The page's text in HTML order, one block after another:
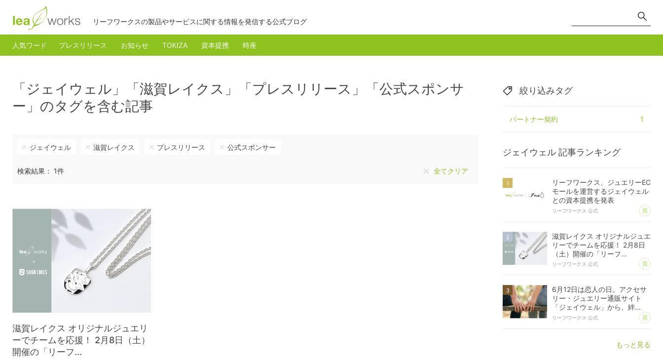
リーフワークスの製品やサービスに関する情報を発信する公式ブログ
人気ワード プレスリリース お知らせ TOKIZA 資本提携 時座
「ジェイウェル」「滋賀レイクス」「プレスリリース」「公式スポンサ
ー」のタグを含む記事
ジェイウェル 滋賀レイクス プレスリリース 公式スポンサー
検索結果： 1件 全てクリア
滋賀レイクス オリジナルジュエリ
ーでチームを応援！ 2月8日（土）
開催の「リーフ...
絞り込みタグ
パートナー契約 1
ジェイウェル 記事ランキング
リーフワークス、ジュエリーEC
モールを運営するジェイウェル
との資本提携を発表
リーフワークス 公式 あ
滋賀レイクス オリジナルジュエ
リーでチームを応援！ 2月8日
（土）開催の「リーフ...
リーフワークス 公式 あ
6月12日は恋人の日。アクセサ
リー・ジュエリー通販サイト
「ジェイウェル」から、絆...
リーフワークス 公式 あ
もっと見る